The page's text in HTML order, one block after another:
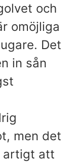
och
omöjliga
Det
in sån
men det
artigt att